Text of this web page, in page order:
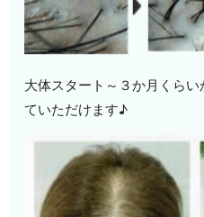
大体スタート～３か月くら
ていただけます♪